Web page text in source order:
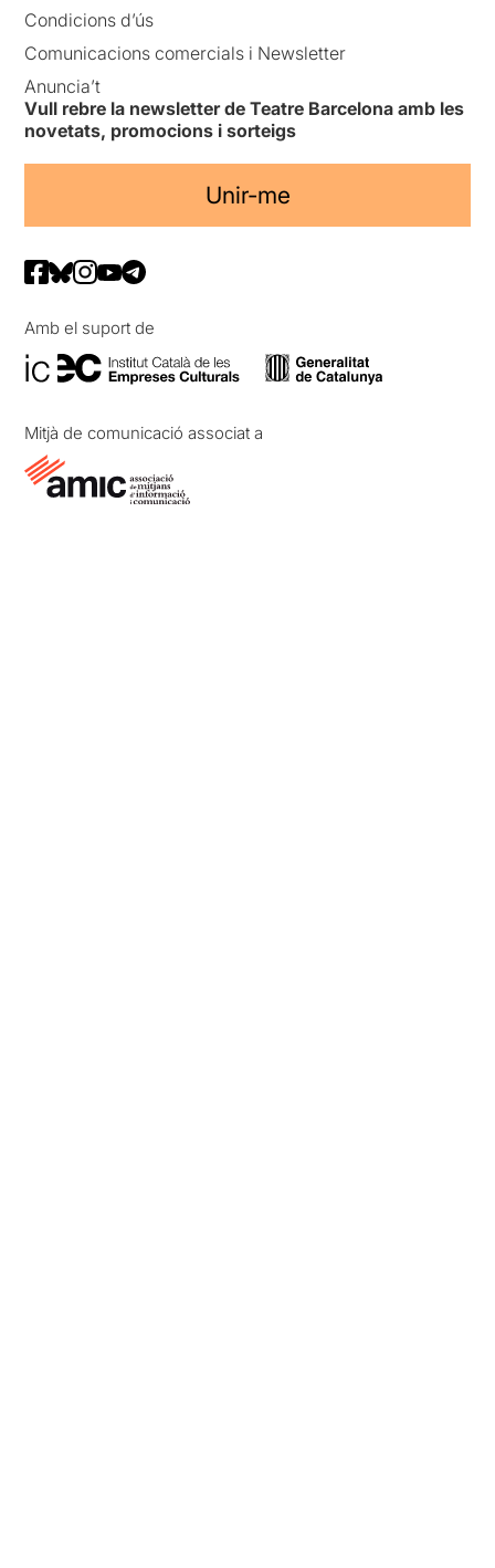
Condicions d’ús
Comunicacions comercials i Newsletter
Anuncia’t
Vull rebre la newsletter de Teatre Barcelona amb les
novetats, promocions i sorteigs
Unir-me
Amb el suport de
Mitjà de comunicació associat a